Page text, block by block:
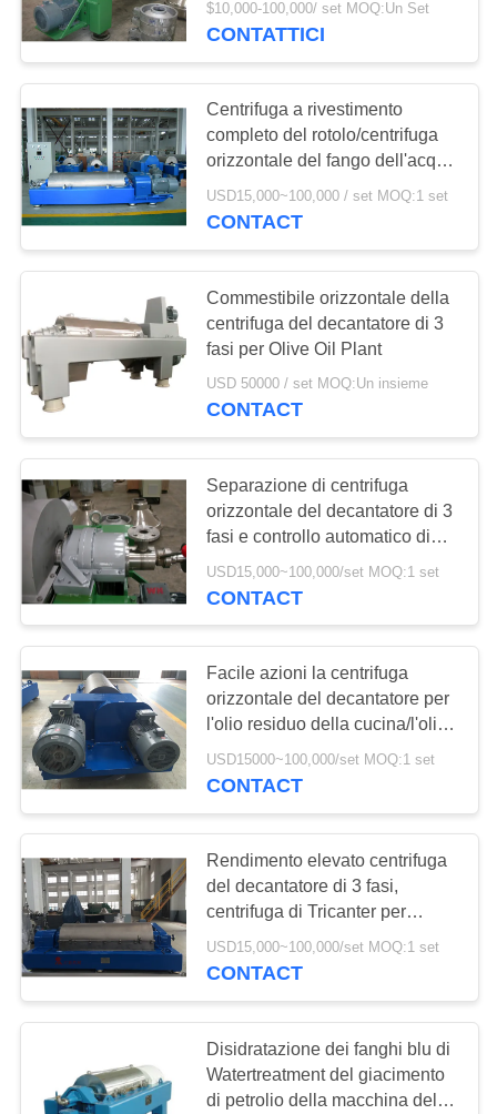
$10,000-100,000/ set MOQ:Un Set
CONTATTICI
Centrifuga a rivestimento
completo del rotolo/centrifuga
orizzontale del fango dell'acqua
di scarico
USD15,000~100,000 / set MOQ:1 set
CONTACT
Commestibile orizzontale della
centrifuga del decantatore di 3
fasi per Olive Oil Plant
USD 50000 / set MOQ:Un insieme
CONTACT
Separazione di centrifuga
orizzontale del decantatore di 3
fasi e controllo automatico di
purificazione
USD15,000~100,000/set MOQ:1 set
CONTACT
Facile azioni la centrifuga
orizzontale del decantatore per
l'olio residuo della cucina/l'olio
da cucina illegale
USD15000~100,000/set MOQ:1 set
CONTACT
Rendimento elevato centrifuga
del decantatore di 3 fasi,
centrifuga di Tricanter per
l'elaborazione dell'olio di pesce
USD15,000~100,000/set MOQ:1 set
CONTACT
Disidratazione dei fanghi blu di
Watertreatment del giacimento
di petrolio della macchina della